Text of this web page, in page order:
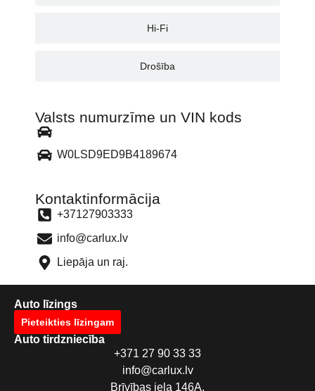
Hi-Fi
Drošība
Valsts numurzīme un VIN kods
W0LSD9ED9B4189674
Kontaktinformācija
+37127903333
info@carlux.lv
Liepāja un raj.
Auto līzings
Pieteikties līzingam
Auto tirdzniecība
+371 27 90 33 33
info@carlux.lv
Brīvības iela 146A,